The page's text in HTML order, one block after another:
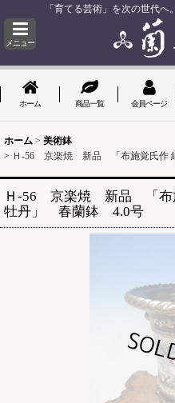
「育てる芸術」を次の世代
メニュー
ホーム 商品一覧 会員ページ
ホーム > 美術鉢
> Ｈ-56 京楽焼 新品 「布施覚氏作
Ｈ-56 京楽焼 新品 「布
牡丹」 春蘭鉢 4.0号